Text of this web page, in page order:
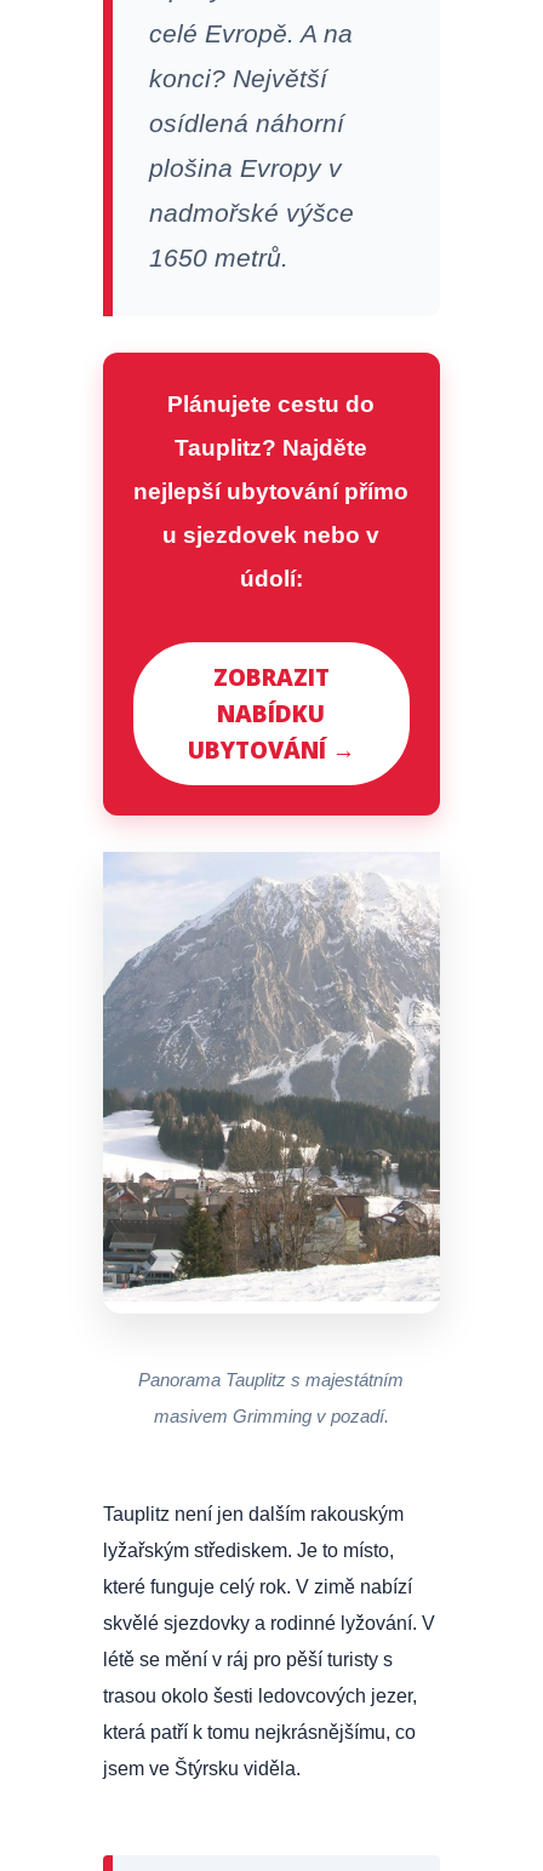
celé Evropě. A na
konci? Největší
osídlená náhorní
plošina Evropy v
nadmořské výšce
1650 metrů.
Plánujete cestu do
Tauplitz? Najděte
nejlepší ubytování přímo
u sjezdovek nebo v
údolí:
ZOBRAZIT
NABÍDKU
UBYTOVÁNÍ →
Panorama Tauplitz s majestátním
masivem Grimming v pozadí.
Tauplitz není jen dalším rakouským
lyžařským střediskem. Je to místo,
které funguje celý rok. V zimě nabízí
skvělé sjezdovky a rodinné lyžování. V
létě se mění v ráj pro pěší turisty s
trasou okolo šesti ledovcových jezer,
která patří k tomu nejkrásnějšímu, co
jsem ve Štýrsku viděla.